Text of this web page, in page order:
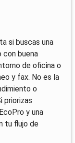
si buscas una
con buena
de oficina o
y fax. No es la
o
priorizas
y una
tu flujo de